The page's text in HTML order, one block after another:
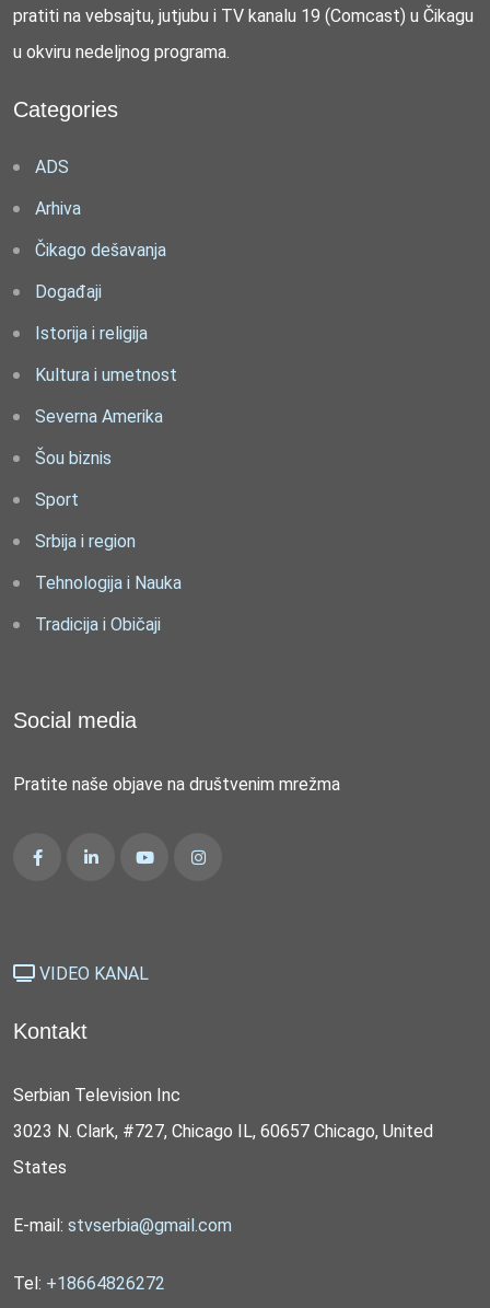
pratiti na vebsajtu, jutjubu i TV kanalu 19 (Comcast) u Čikagu
u okviru nedeljnog programa.
Categories
ADS
Arhiva
Čikago dešavanja
Događaji
Istorija i religija
Kultura i umetnost
Severna Amerika
Šou biznis
Sport
Srbija i region
Tehnologija i Nauka
Tradicija i Običaji
Social media
Pratite naše objave na društvenim mrežma
VIDEO KANAL
Kontakt
Serbian Television Inc
3023 N. Clark, #727, Chicago IL, 60657 Chicago, United
States
E-mail: stvserbia@gmail.com
Tel: +18664826272